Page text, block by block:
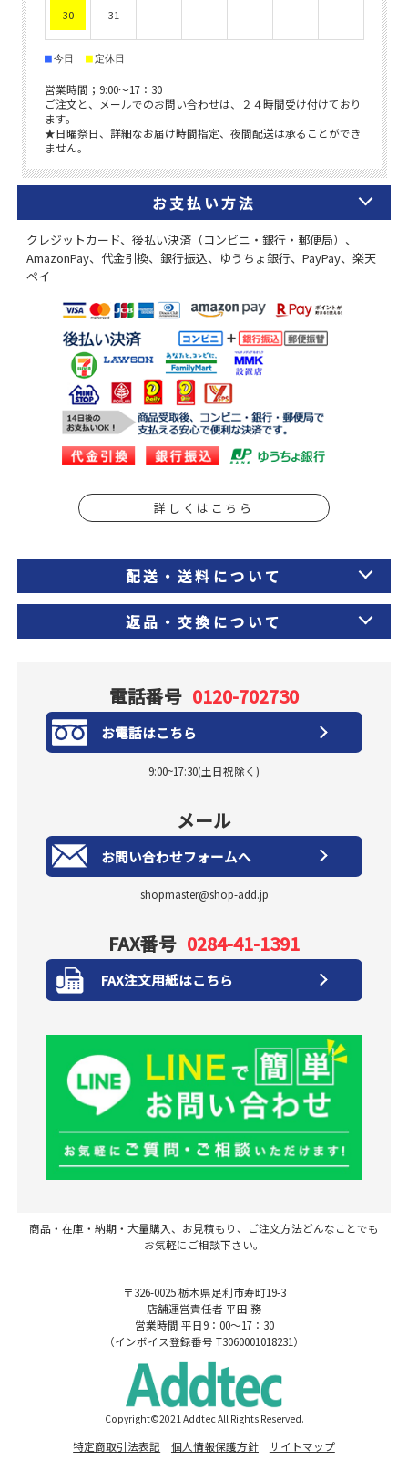
お支払い方法
クレジットカード、後払い決済（コンビニ・銀行・郵便局）、
AmazonPay、代金引換、銀行振込、ゆうちょ銀行、PayPay、楽天
ペイ
詳しくはこちら
配送・送料について
返品・交換について
電話番号 0120-702730
お電話はこちら
9:00~17:30(土日祝除く)
メール
お問い合わせフォームへ
shopmaster@shop-add.jp
FAX番号 0284-41-1391
FAX注文用紙はこちら
商品・在庫・納期・大量購入、お見積もり、ご注文方法どんなことでも
お気軽にご相談下さい。
〒326-0025 栃木県足利市寿町19-3
店舗運営責任者 平田 務
営業時間 平日9：00～17：30
（インボイス登録番号 T3060001018231）
Copyright©2021 Addtec All Rights Reserved.
特定商取引法表記 個人情報保護方針 サイトマップ